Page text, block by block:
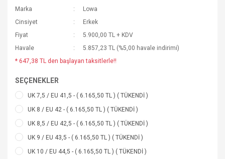
Marka
Lowa
Cinsiyet
Erkek
Fiyat
5.900,00 TL + KDV
Havale
5.857,23 TL (%5,00 havale indirimi)
* 647,38 TL den başlayan taksitlerle!!
SEÇENEKLER
UK 7,5 / EU 41,5 - ( 6.165,50 TL ) ( TÜKENDİ )
UK 8 / EU 42 - ( 6.165,50 TL ) ( TÜKENDİ )
UK 8,5 / EU 42,5 - ( 6.165,50 TL ) ( TÜKENDİ )
UK 9 / EU 43,5 - ( 6.165,50 TL ) ( TÜKENDİ )
UK 10 / EU 44,5 - ( 6.165,50 TL ) ( TÜKENDİ )